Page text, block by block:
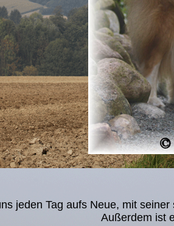
jeden Tag aufs Neue, mit
Außerdem ist